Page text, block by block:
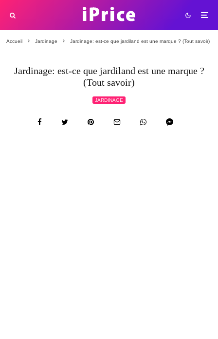
Accueil Jardinage Jardinage: est-ce que jardiland est une marque ? (Tout savoir)
Jardinage: est-ce que jardiland est une marque ?
(Tout savoir)
JARDINAGE